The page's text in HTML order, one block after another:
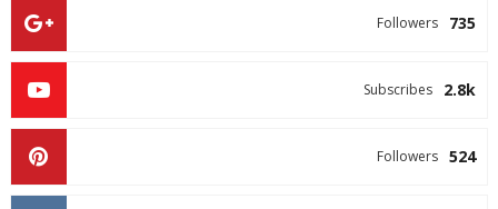
735
Followers
2.8k
Subscribes
524
Followers